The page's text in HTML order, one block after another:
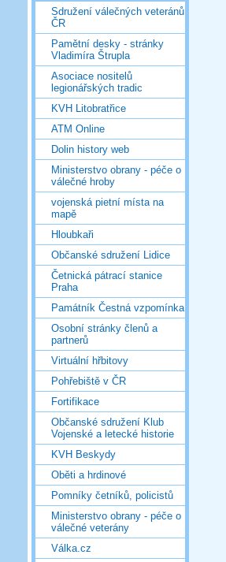
Sdružení válečných veteránů
ČR
Pamětní desky - stránky
Vladimíra Štrupla
Asociace nositelů
legionářských tradic
KVH Litobratřice
ATM Online
Dolin history web
Ministerstvo obrany - péče o
válečné hroby
vojenská pietní místa na
mapě
Hloubkaři
Občanské sdružení Lidice
Četnická pátrací stanice
Praha
Památník Čestná vzpomínka
Osobní stránky členů a
partnerů
Virtuální hřbitovy
Pohřebiště v ČR
Fortifikace
Občanské sdružení Klub
Vojenské a letecké historie
KVH Beskydy
Oběti a hrdinové
Pomníky četníků, policistů
Ministerstvo obrany - péče o
válečné veterány
Válka.cz